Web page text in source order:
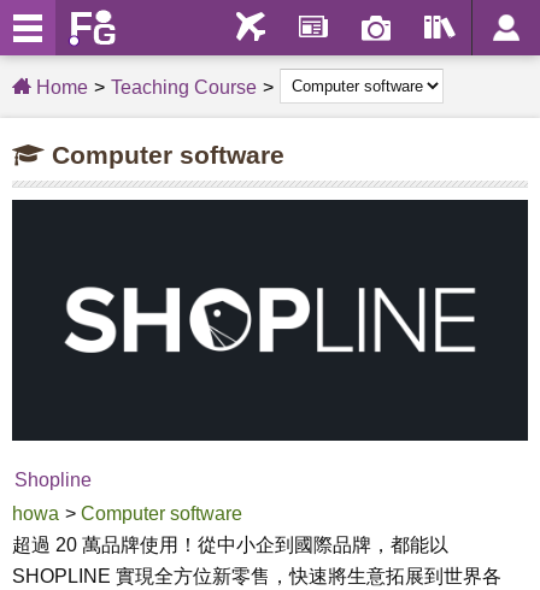
Home Teaching Course
Computer software
Shopline
howa > Computer software
超過 20 萬品牌使用！從中小企到國際品牌，都能以
SHOPLINE 實現全方位新零售，快速將生意拓展到世界各